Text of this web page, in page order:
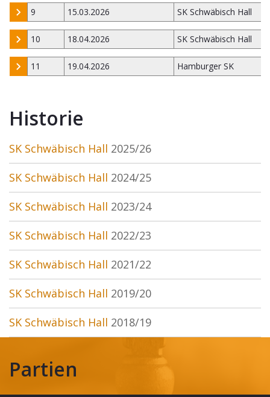
9 15.03.2026 SK Schwäbisch Hall
10 18.04.2026 SK Schwäbisch Hall
11 19.04.2026 Hamburger SK
Historie
SK Schwäbisch Hall 2025/26
SK Schwäbisch Hall 2024/25
SK Schwäbisch Hall 2023/24
SK Schwäbisch Hall 2022/23
SK Schwäbisch Hall 2021/22
SK Schwäbisch Hall 2019/20
SK Schwäbisch Hall 2018/19
Partien